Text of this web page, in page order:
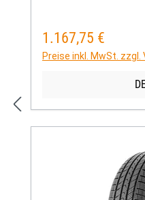
Regulärer Preis:
1.167,75 €
Preise inkl. MwSt.